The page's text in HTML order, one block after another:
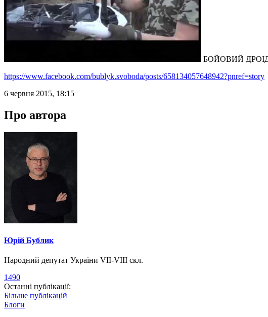
БОЙОВИЙ
https://www.facebook.com/bublyk.svoboda/posts/658134057648942?pnref=story
6 червня 2015, 18:15
Про автора
Юрій Бублик
Народний депутат України VII-VIII скл.
1490
Останні публікації:
Більше публікацій
Блоги